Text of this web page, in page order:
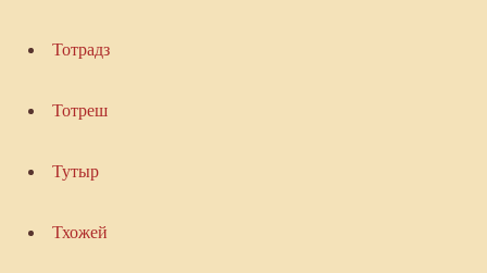
Тотрадз
Тотреш
Тутыр
Тхожей